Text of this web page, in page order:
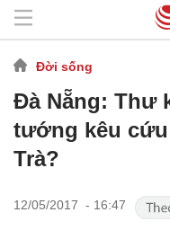
Đời sống
Đà Nẵng: Thư
tướng kêu
Trà?
12/05/2017 - 16:47